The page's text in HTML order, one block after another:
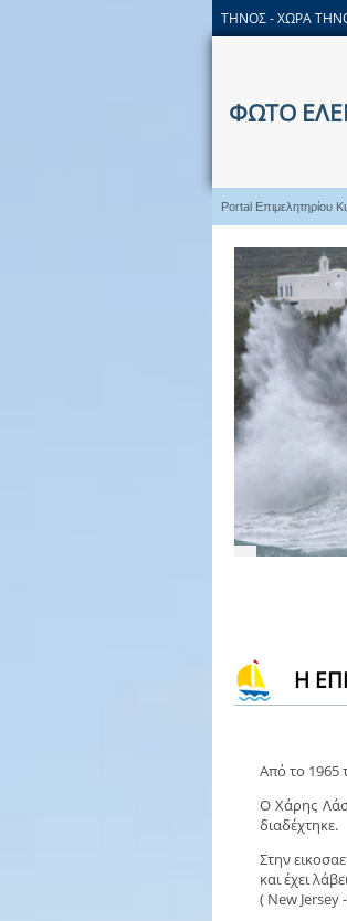
ΤΗΝΟΣ - ΧΩΡΑ
ΦΩΤΟ
Portal Επιμελητηρίου
Η
Από το 1965
O Χάρης
διαδέχτηκε.
Στην
και έχει
( New Jersey